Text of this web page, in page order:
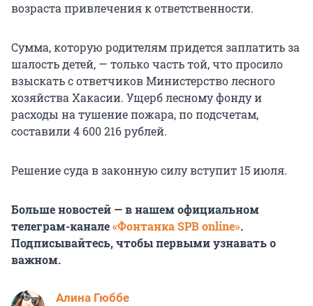
возраста привлечения к ответственности.
Сумма, которую родителям придется заплатить за
шалость детей, — только часть той, что просило
взыскать с ответчиков Министерство лесного
хозяйства Хакасии. Ущерб лесному фонду и
расходы на тушение пожара, по подсчетам,
составили 4 600 216 рублей.
Решение суда в законную силу вступит 15 июля.
Больше новостей — в нашем официальном
телеграм-канале«Фонтанка SPB online».
Подписывайтесь, чтобы первыми узнавать о
важном.
Алина Гюббе